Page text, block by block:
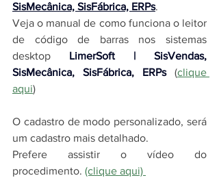
SisMecânica, SisFábrica, ERPs.
Veja o manual de como funciona o leitor
de código de barras nos sistemas
desktop LimerSoft | SisVendas,
SisMecânica, SisFábrica, ERPs (clique
aqui)
O cadastro de modo personalizado, será
um cadastro mais detalhado.
Prefere assistir o vídeo do
procedimento. (clique aqui)